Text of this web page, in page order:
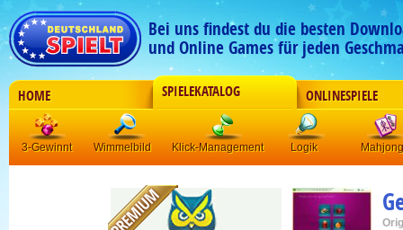
Bei uns findest du die besten
und Online Games für jeden
HOME SPIELEKATALOG ONLINESPIELE
3-Gewinnt Wimmelbild Klick-Management Logik Mahjong